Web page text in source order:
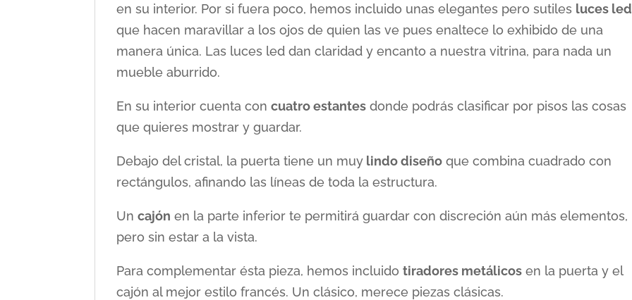
en su interior. Por si fuera poco, hemos incluido unas elegantes pero sutiles luces led
que hacen maravillar a los ojos de quien las ve pues enaltece lo exhibido de una
manera única. Las luces led dan claridad y encanto a nuestra vitrina, para nada un
mueble aburrido.
En su interior cuenta concuatro estantes donde podrás clasificar por pisos las cosas
que quieres mostrar y guardar.
Debajo del cristal, la puerta tiene un muy lindo diseño que combina cuadrado con
rectángulos, afinando las líneas de toda la estructura.
Uncajón en la parte inferior te permitirá guardar con discreción aún más elementos,
pero sin estar a la vista.
Para complementar ésta pieza, hemos incluidotiradores metálicos en la puerta y el
cajón al mejor estilo francés. Un clásico, merece piezas clásicas.